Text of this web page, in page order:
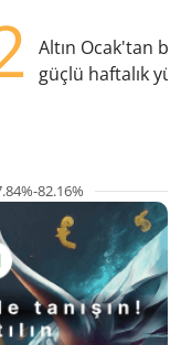
Altın Ocak'tan
güçlü haftalık
82.16%